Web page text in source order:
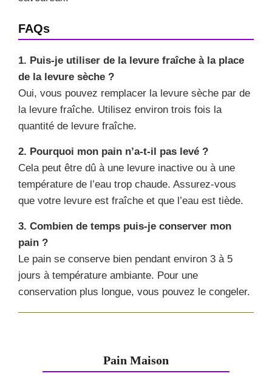
FAQs
1. Puis-je utiliser de la levure fraîche à la place
de la levure sèche ?
Oui, vous pouvez remplacer la levure sèche par de
la levure fraîche. Utilisez environ trois fois la
quantité de levure fraîche.
2. Pourquoi mon pain n’a-t-il pas levé ?
Cela peut être dû à une levure inactive ou à une
température de l’eau trop chaude. Assurez-vous
que votre levure est fraîche et que l’eau est tiède.
3. Combien de temps puis-je conserver mon
pain ?
Le pain se conserve bien pendant environ 3 à 5
jours à température ambiante. Pour une
conservation plus longue, vous pouvez le congeler.
Pain Maison